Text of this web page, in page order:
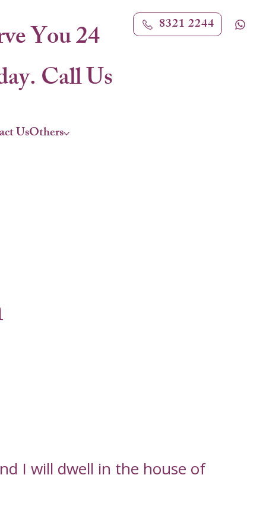
UsOthers
You 24
Call Us
8321 2244
I will dwell in the house of